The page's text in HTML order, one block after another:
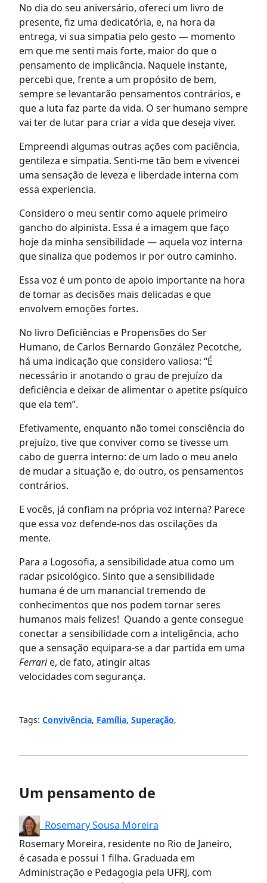
No dia do seu aniversário, ofereci um livro de
presente, fiz uma dedicatória, e, na hora da
entrega, vi sua simpatia pelo gesto — momento
em que me senti mais forte, maior do que o
pensamento de implicância. Naquele instante,
percebi que, frente a um propósito de bem,
sempre se levantarão pensamentos contrários, e
que a luta faz parte da vida. O ser humano sempre
vai ter de lutar para criar a vida que deseja viver.
Empreendi algumas outras ações com paciência,
gentileza e simpatia. Senti-me tão bem e vivencei
uma sensação de leveza e liberdade interna com
essa experiencia.
Considero o meu sentir como aquele primeiro
gancho do alpinista. Essa é a imagem que faço
hoje da minha sensibilidade — aquela voz interna
que sinaliza que podemos ir por outro caminho.
Essa voz é um ponto de apoio importante na hora
de tomar as decisões mais delicadas e que
envolvem emoções fortes.
No livro Deficiências e Propensões do Ser
Humano, de Carlos Bernardo González Pecotche,
há uma indicação que considero valiosa: “É
necessário ir anotando o grau de prejuízo da
deficiência e deixar de alimentar o apetite psíquico
que ela tem”.
Efetivamente, enquanto não tomei consciência do
prejuízo, tive que conviver como se tivesse um
cabo de guerra interno: de um lado o meu anelo
de mudar a situação e, do outro, os pensamentos
contrários.
E vocês, já confiam na própria voz interna? Parece
que essa voz defende-nos das oscilações da
mente.
Para a Logosofia, a sensibilidade atua como um
radar psicológico. Sinto que a sensibilidade
humana é de um manancial tremendo de
conhecimentos que nos podem tornar seres
humanos mais felizes! Quando a gente consegue
conectar a sensibilidade com a inteligência, acho
que a sensação equipara-se a dar partida em uma
Ferrarie, de fato, atingir altas
velocidades com segurança.
Tags: Convivência, Família, Superação,
Um pensamento de
Rosemary Sousa Moreira
Rosemary Moreira, residente no Rio de Janeiro,
é casada e possui 1 filha. Graduada em
Administração e Pedagogia pela UFRJ, com